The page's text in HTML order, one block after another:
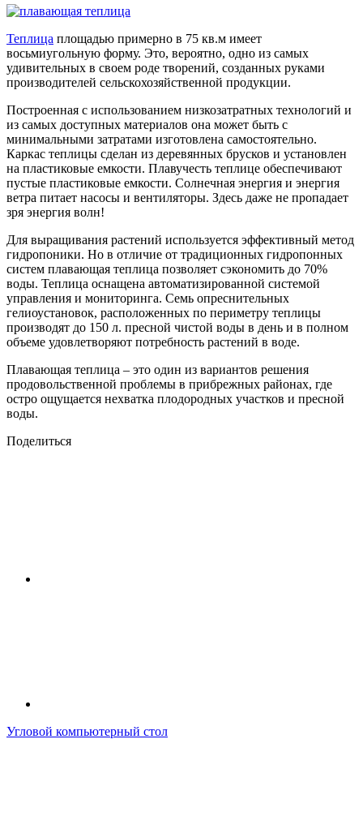
Теплица площадью примерно в 75 кв.м имеет
восьмиугольную форму. Это, вероятно, одно из самых
удивительных в своем роде творений, созданных руками
производителей сельскохозяйственной продукции.
Построенная с использованием низкозатратных технологий и
из самых доступных материалов она может быть с
минимальными затратами изготовлена самостоятельно.
Каркас теплицы сделан из деревянных брусков и установлен
на пластиковые емкости. Плавучесть теплице обеспечивают
пустые пластиковые емкости. Солнечная энергия и энергия
ветра питает насосы и вентиляторы. Здесь даже не пропадает
зря энергия волн!
Для выращивания растений используется эффективный метод
гидропоники. Но в отличие от традиционных гидропонных
систем плавающая теплица позволяет сэкономить до 70%
воды. Теплица оснащена автоматизированной системой
управления и мониторинга. Семь опреснительных
гелиоустановок, расположенных по периметру теплицы
производят до 150 л. пресной чистой воды в день и в полном
объеме удовлетворяют потребность растений в воде.
Плавающая теплица – это один из вариантов решения
продовольственной проблемы в прибрежных районах, где
остро ощущается нехватка плодородных участков и пресной
воды.
Поделиться
Угловой компьютерный стол